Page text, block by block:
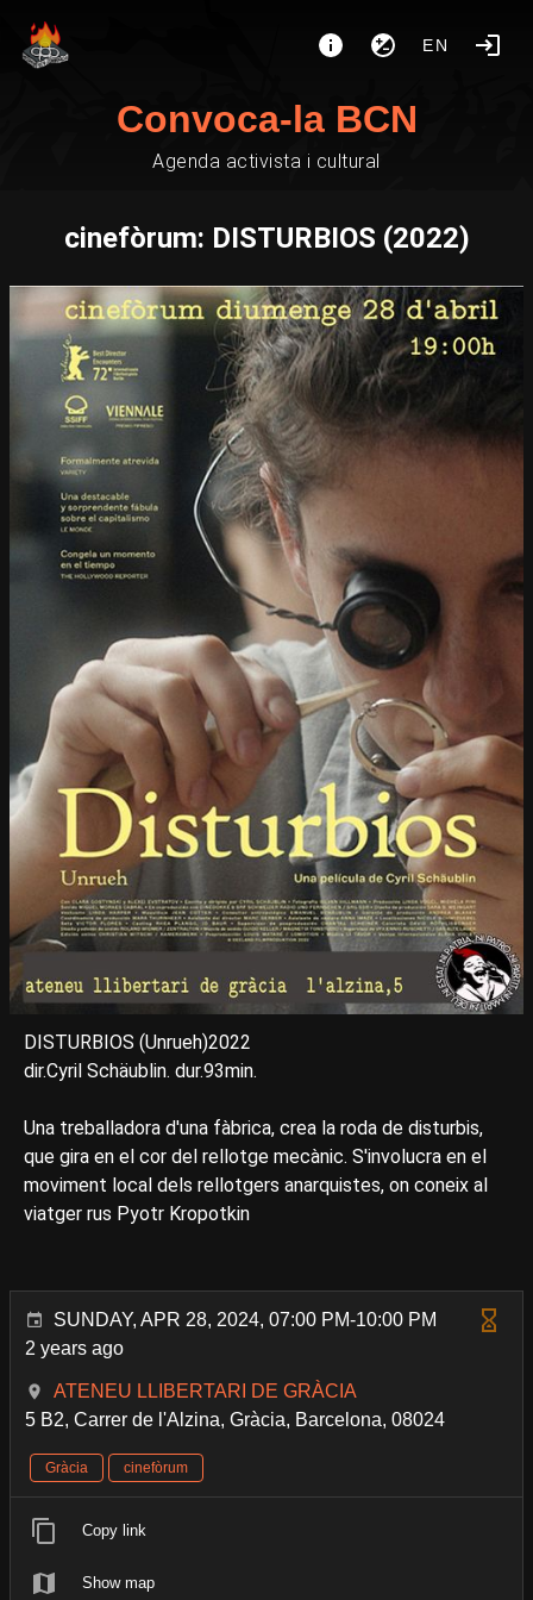
EN
Convoca-la BCN
Agenda activista i cultural
cinefòrum: DISTURBIOS (2022)
DISTURBIOS (Unrueh)2022
dir.Cyril Schäublin. dur.93min.
Una treballadora d'una fàbrica, crea la roda de disturbis,
que gira en el cor del rellotge mecànic. S'involucra en el
moviment local dels rellotgers anarquistes, on coneix al
viatger rus Pyotr Kropotkin
SUNDAY, APR 28, 2024, 07:00 PM-10:00 PM
2 years ago
ATENEU LLIBERTARI DE GRÀCIA
5 B2, Carrer de l'Alzina, Gràcia, Barcelona, 08024
Gràcia cinefòrum
Copy link
Show map